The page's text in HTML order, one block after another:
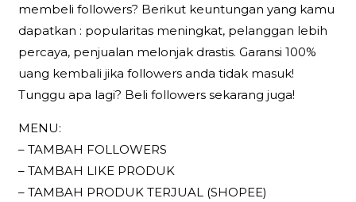
membeli followers? Berikut keuntungan yang kamu
dapatkan : popularitas meningkat, pelanggan lebih
percaya, penjualan melonjak drastis. Garansi 100%
uang kembali jika followers anda tidak masuk!
Tunggu apa lagi? Beli followers sekarang juga!
MENU:
– TAMBAH FOLLOWERS
– TAMBAH LIKE PRODUK
– TAMBAH PRODUK TERJUAL (SHOPEE)